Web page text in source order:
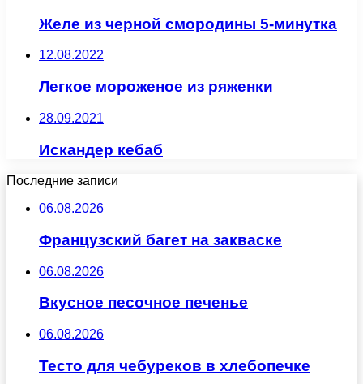
Желе из черной смородины 5-минутка
12.08.2022
Легкое мороженое из ряженки
28.09.2021
Искандер кебаб
Последние записи
06.08.2026
Французский багет на закваске
06.08.2026
Вкусное песочное печенье
06.08.2026
Тесто для чебуреков в хлебопечке